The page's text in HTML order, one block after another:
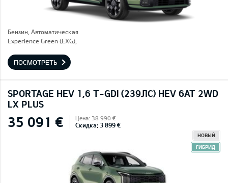
Бензин, Автоматическая
Experience Green (EXG),
ПОСМОТРЕТЬ
SPORTAGE HEV 1,6 T-GDI (239ЛС) HEV 6AT 2WD
LX PLUS
35 091 € Цена: 38 990 €
Скидка: 3 899 €
НОВЫЙ
ГИБРИД